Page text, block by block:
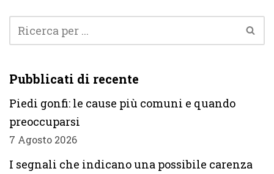
Pubblicati di recente
Piedi gonfi: le cause più comuni e quando
preoccuparsi
7 Agosto 2026
I segnali che indicano una possibile carenza